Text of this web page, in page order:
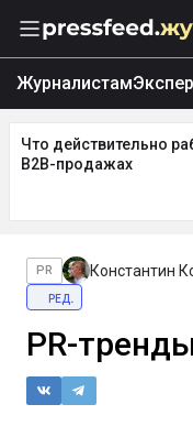
Журналистам
Что действительно
B2B-продажах
PR Константин
ред.
PR-